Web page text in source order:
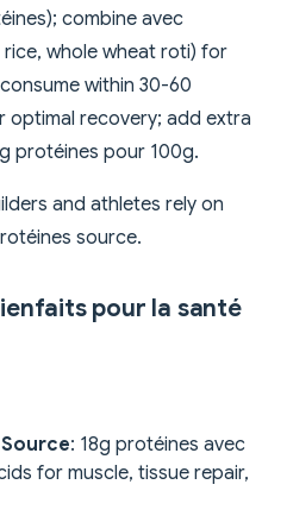
combine avec
whole wheat roti) for
within 30-60
optimal recovery; add extra
protéines pour 100g.
and athletes rely on
source.
pour la santé
: 18g protéines avec
for muscle, tissue repair,